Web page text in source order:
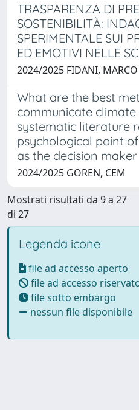
TRASPARENZA DI
SOSTENIBILITÀ:
SPERIMENTALE SUI
ED EMOTIVI NELLE
2024/2025 FIDANI, MARCO
What are the best
communicate climate
systematic literature
psychological point
as the decision maker
2024/2025 GOREN, CEM
Mostrati risultati da 9 a 27
di 27
Legenda icone
file ad accesso aperto
file ad accesso
file sotto embargo
nessun file disponibile